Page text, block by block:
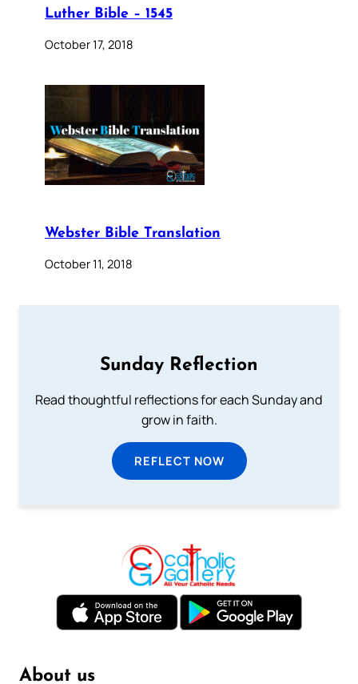
Luther Bible – 1545
October 17, 2018
Webster Bible Translation
October 11, 2018
Sunday Reflection
Read thoughtful reflections for each Sunday and
grow in faith.
REFLECT NOW
About us